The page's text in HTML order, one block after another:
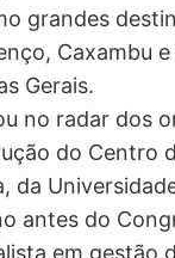
grandes
Caxambu
Gerais.
no radar dos
do Centro
da
antes do
em gestão